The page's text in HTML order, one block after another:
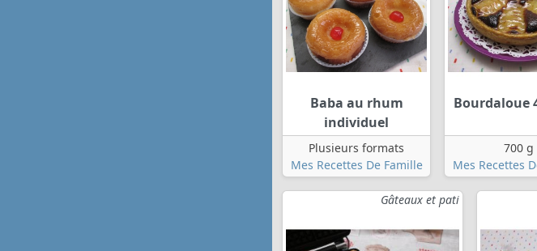
Baba au rhum
individuel
Plusieurs formats
Mes Recettes De Famille
Bourdaloue
700 g
Mes Recettes
Gâteaux et pati